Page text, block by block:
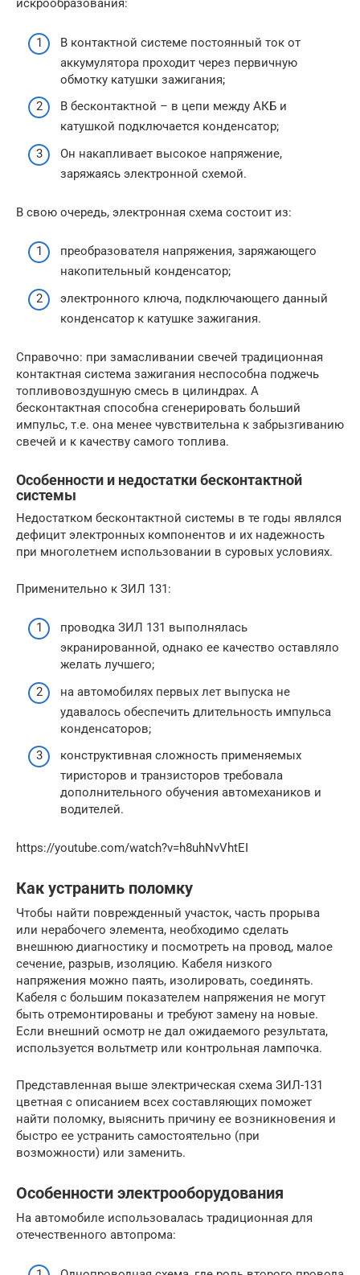
искрообразования:
В контактной системе постоянный ток от
аккумулятора проходит через первичную
обмотку катушки зажигания;
В бесконтактной – в цепи между АКБ и
катушкой подключается конденсатор;
Он накапливает высокое напряжение,
заряжаясь электронной схемой.
В свою очередь, электронная схема состоит из:
преобразователя напряжения, заряжающего
накопительный конденсатор;
электронного ключа, подключающего данный
конденсатор к катушке зажигания.
Справочно: при замасливании свечей традиционная
контактная система зажигания неспособна поджечь
топливовоздушную смесь в цилиндрах. А
бесконтактная способна сгенерировать больший
импульс, т.е. она менее чувствительна к забрызгиванию
свечей и к качеству самого топлива.
Особенности и недостатки бесконтактной
системы
Недостатком бесконтактной системы в те годы являлся
дефицит электронных компонентов и их надежность
при многолетнем использовании в суровых условиях.
Применительно к ЗИЛ 131:
проводка ЗИЛ 131 выполнялась
экранированной, однако ее качество оставляло
желать лучшего;
на автомобилях первых лет выпуска не
удавалось обеспечить длительность импульса
конденсаторов;
конструктивная сложность применяемых
тиристоров и транзисторов требовала
дополнительного обучения автомехаников и
водителей.
https://youtube.com/watch?v=h8uhNvVhtEI
Как устранить поломку
Чтобы найти поврежденный участок, часть прорыва
или нерабочего элемента, необходимо сделать
внешнюю диагностику и посмотреть на провод, малое
сечение, разрыв, изоляцию. Кабеля низкого
напряжения можно паять, изолировать, соединять.
Кабеля с большим показателем напряжения не могут
быть отремонтированы и требуют замену на новые.
Если внешний осмотр не дал ожидаемого результата,
используется вольтметр или контрольная лампочка.
Представленная выше электрическая схема ЗИЛ-131
цветная с описанием всех составляющих поможет
найти поломку, выяснить причину ее возникновения и
быстро ее устранить самостоятельно (при
возможности) или заменить.
Особенности электрооборудования
На автомобиле использовалась традиционная для
отечественного автопрома: